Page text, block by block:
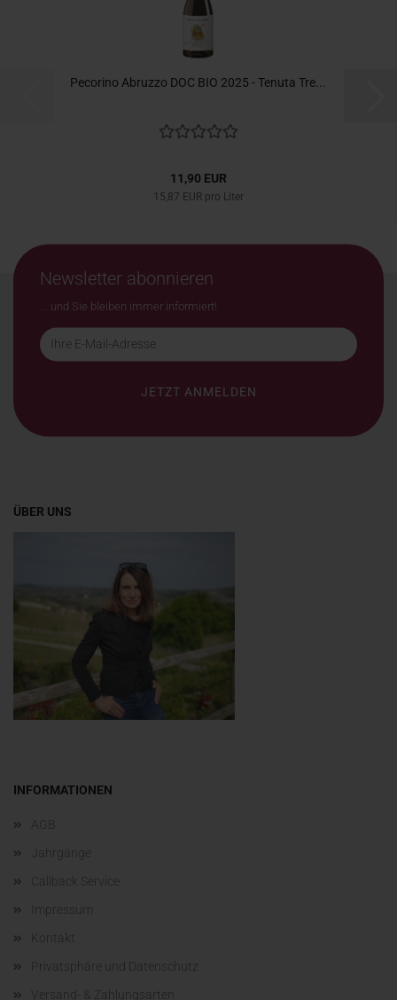
Pecorino Abruzzo DOC BIO 2025 - Tenuta Tre...
11,90 EUR
15,87 EUR pro Liter
Newsletter abonnieren
... und Sie bleiben immer informiert!
ÜBER UNS
INFORMATIONEN
AGB
Jahrgänge
Callback Service
Impressum
Kontakt
Privatsphäre und Datenschutz
Versand- & Zahlungsarten